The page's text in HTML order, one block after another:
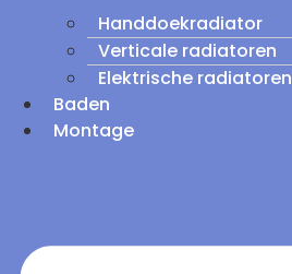
Handdoekradiator
Verticale radiatoren
Elektrische radiatoren
Baden
Montage